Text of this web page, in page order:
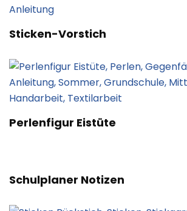
Sticken-Vorstich
Perlenfigur Eistüte
Schulplaner Notizen